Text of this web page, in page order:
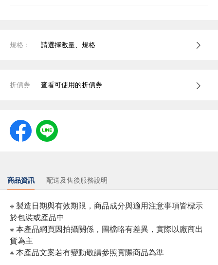
規格： 請選擇數量、規格
折價券 查看可使用的折價券
商品資訊 配送及售後服務說明
※ 製造日期與有效期限，商品成分與適用注意事項皆標示
於包裝或產品中
※ 本產品網頁因拍攝關係，圖檔略有差異，實際以廠商出
貨為主
※ 本產品文案若有變動敬請參照實際商品為準